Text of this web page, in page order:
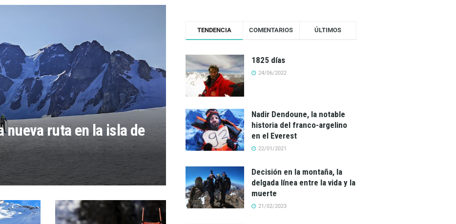
nueva ruta en la isla de
TENDENCIA COMENTARIOS ÚLTIMOS
1825 días
24/06/2022
Nadir Dendoune, la notable
historia del franco-argelino
en el Everest
22/01/2021
Decisión en la montaña, la
delgada línea entre la vida y la
muerte
21/02/2023